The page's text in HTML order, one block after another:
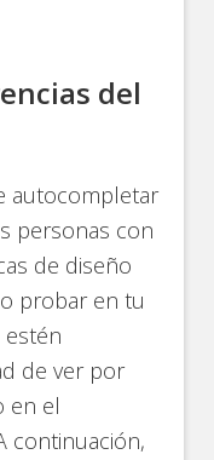
del
autocompletar
personas con
de diseño
probar en tu
estén
de ver por
en el
continuación,